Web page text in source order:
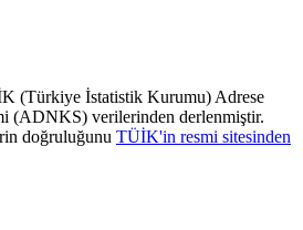
(Türkiye İstatistik Kurumu) Adrese
(ADNKS) verilerinden derlenmiştir.
doğruluğunu TÜİK'in resmi sitesinden